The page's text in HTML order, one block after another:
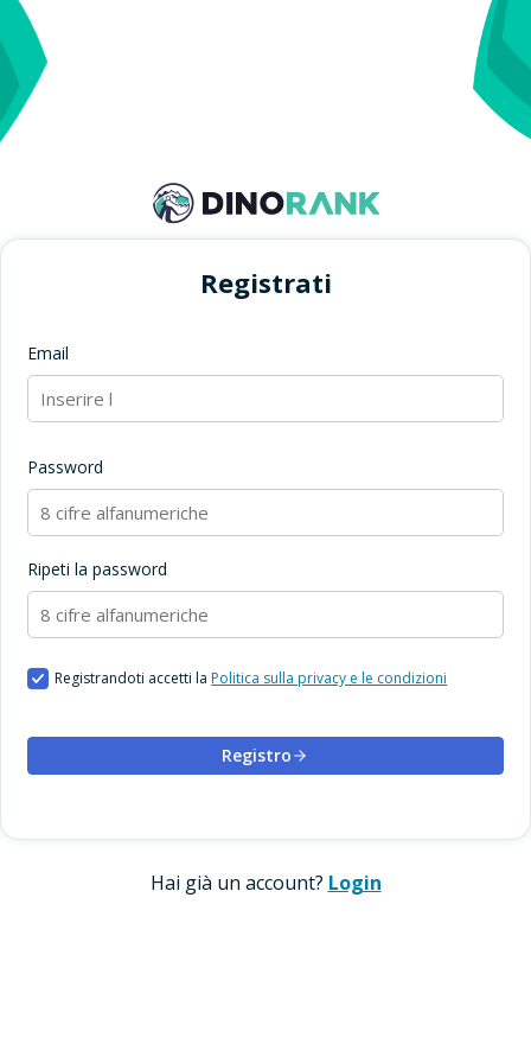
Registrati
Email
Password
Ripeti la password
Registrandoti accetti laPolitica sulla privacy e le condizioni
Registro
Hai già un account? Login